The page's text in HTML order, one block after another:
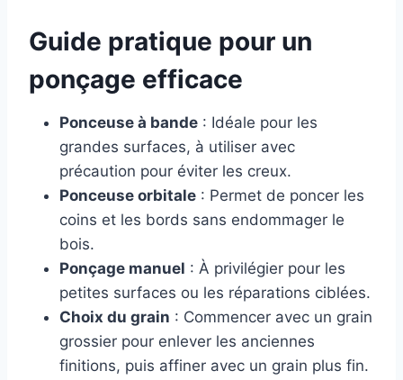
Guide pratique pour un
ponçage efficace
Ponceuse à bande : Idéale pour les
grandes surfaces, à utiliser avec
précaution pour éviter les creux.
Ponceuse orbitale : Permet de poncer les
coins et les bords sans endommager le
bois.
Ponçage manuel : À privilégier pour les
petites surfaces ou les réparations ciblées.
Choix du grain : Commencer avec un grain
grossier pour enlever les anciennes
finitions, puis affiner avec un grain plus fin.